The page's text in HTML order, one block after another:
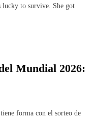
lucky to survive. She got
Mundial 2026:
forma con el sorteo de